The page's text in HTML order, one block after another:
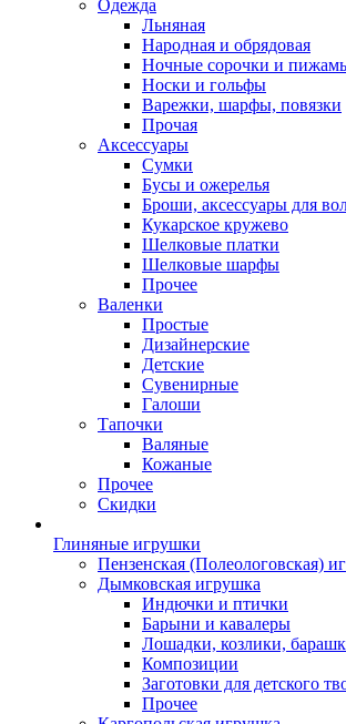
Одежда
Льняная
Народная и обрядовая
Ночные сорочки и
Носки и гольфы
Варежки, шарфы, повязки
Прочая
Аксессуары
Сумки
Бусы и ожерелья
Броши, аксессуары для
Кукарское кружево
Шелковые платки
Шелковые шарфы
Прочее
Валенки
Простые
Дизайнерские
Детские
Сувенирные
Галоши
Тапочки
Валяные
Кожаные
Прочее
Скидки
Глиняные игрушки
Пензенская (Полеологовская)
Дымковская игрушка
Индючки и птички
Барыни и кавалеры
Лошадки, козлики,
Композиции
Заготовки для детского
Прочее